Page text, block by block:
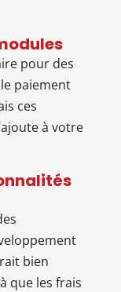
pour des
paiement
ces
à votre
bien
que les frais